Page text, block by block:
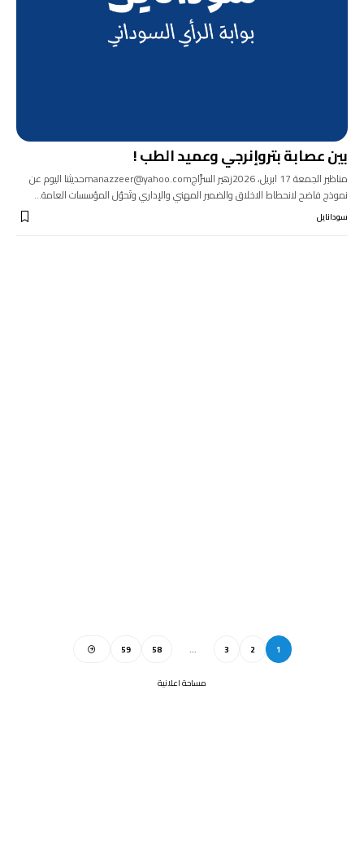
بين عصابة بتروإنرجي وعميد الطب !
مناظير الجمعة 17 ابريل، 2026زهير السرَّاجmanazzeer@yahoo.comحديثنا اليوم عن
نموذج فاضح لانحطاط الاخلاق والضمير المهني والإداري وتَحوُل المؤسسات العامة…
سودانايل
1
2
3
…
58
59
مساحة اعلانية